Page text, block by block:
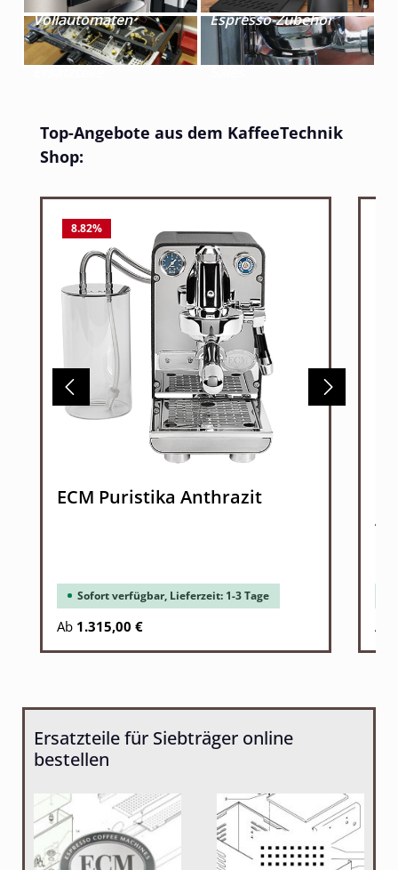
Vollautomaten Espresso-Zubehör
Produktgalerie überspringen
Top-Angebote aus dem KaffeeTechnik
Shop:
8.82%
ECM Puristika Anthrazit
Sofort verfügbar, Lieferzeit: 1-3 Tage
Ab 1.315,00 € Ab
Ersatzteile für Siebträger online
bestellen